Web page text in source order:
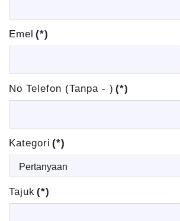
Emel (*)
No Telefon (Tanpa - ) (*)
Kategori (*)
Tajuk (*)